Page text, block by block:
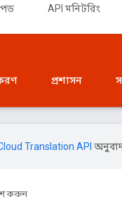
API মনিটরিং
প্রশাসন
Translation API
করুন